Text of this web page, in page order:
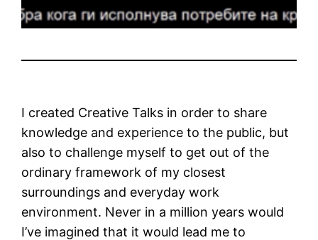
I created Creative Talks in order to share
knowledge and experience to the public, but
also to challenge myself to get out of the
ordinary framework of my closest
surroundings and everyday work
environment. Never in a million years would
I’ve imagined that it would lead me to